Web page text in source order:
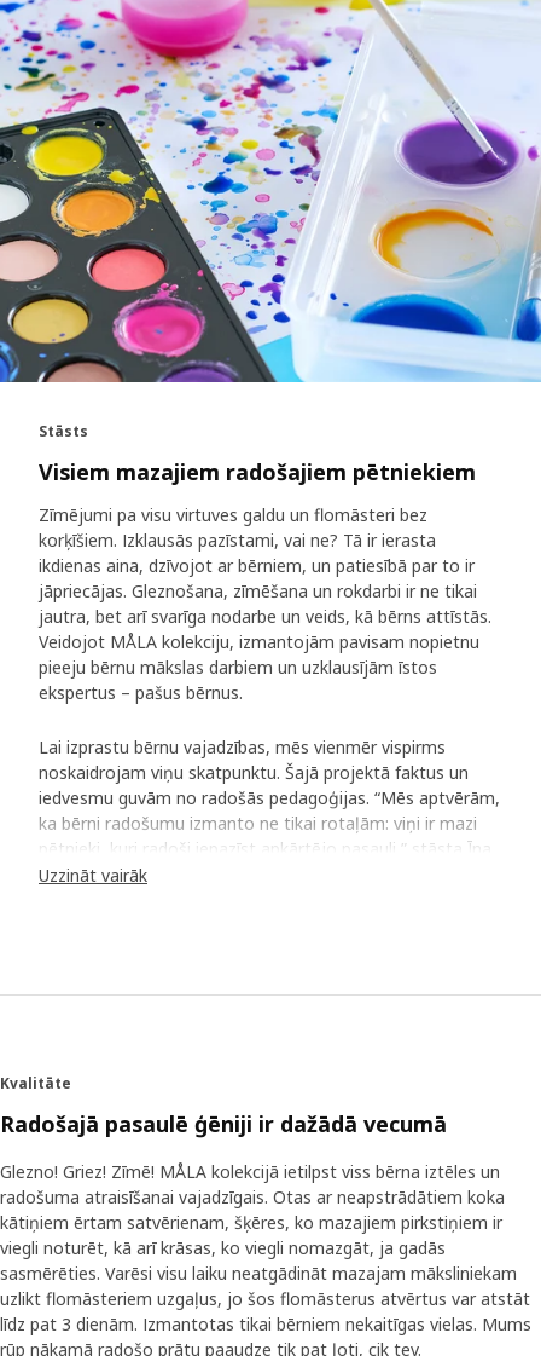
Stāsts
Visiem mazajiem radošajiem pētniekiem
Zīmējumi pa visu virtuves galdu un flomāsteri bez
korķīšiem. Izklausās pazīstami, vai ne? Tā ir ierasta
ikdienas aina, dzīvojot ar bērniem, un patiesībā par to ir
jāpriecājas. Gleznošana, zīmēšana un rokdarbi ir ne tikai
jautra, bet arī svarīga nodarbe un veids, kā bērns attīstās.
Veidojot MÅLA kolekciju, izmantojām pavisam nopietnu
pieeju bērnu mākslas darbiem un uzklausījām īstos
ekspertus – pašus bērnus.
Lai izprastu bērnu vajadzības, mēs vienmēr vispirms
noskaidrojam viņu skatpunktu. Šajā projektā faktus un
iedvesmu guvām no radošās pedagoģijas. “Mēs aptvērām,
ka bērni radošumu izmanto ne tikai rotaļām: viņi ir mazi
pētnieki, kuri radoši iepazīst apkārtējo pasauli,” stāsta Īna
Tīdbeka-Šēbluma (Ina Tidbeck Sjöblom), kas piedalījās
Izstrādes komanda intervēja bērnu grupas, kas iepriekš
kā viņi izmanto zīmēšanas un gleznošanas piederumus.
Piemēram, četrgadnieks zīmēšanas procesa vidū ne
vienmēr atcerēsies uzlikt flomāsteriem korķīšus. Tāpēc šie
flomāsteri bez korķīšiem neizkaltīs līdz pat trim dienām.”
Lai panāktu augstu kvalitāti par labu cenu, izstrādes
process netika steidzināts. “Ļoti svarīgi ir tas, ko bērni dara
un kā viņi to dara. Tāpēc mēs ņēmām vērā visas viņu
atsauksmes, lai preces atbilstu bērnu vajadzībām.”
Tik viegli sākt radīt mākslu!
Uzzināt vairāk
Kvalitāte
Radošajā pasaulē ģēniji ir dažādā vecumā
Glezno! Griez! Zīmē! MÅLA kolekcijā ietilpst viss bērna iztēles un
radošuma atraisīšanai vajadzīgais. Otas ar neapstrādātiem koka
kātiņiem ērtam satvērienam, šķēres, ko mazajiem pirkstiņiem ir
viegli noturēt, kā arī krāsas, ko viegli nomazgāt, ja gadās
sasmērēties. Varēsi visu laiku neatgādināt mazajam māksliniekam
uzlikt flomāsteriem uzgaļus, jo šos flomāsterus atvērtus var atstāt
līdz pat 3 dienām. Izmantotas tikai bērniem nekaitīgas vielas. Mums
rūp nākamā radošo prātu paaudze tik pat ļoti, cik tev.